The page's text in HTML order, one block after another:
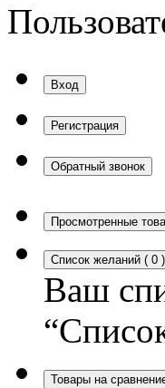
Вход
Регистрация
Обратный звонок
Просмотренные
Список желаний ( 0 )
Ваш
Товары на